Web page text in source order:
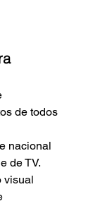
de todos
nacional
de TV.
visual